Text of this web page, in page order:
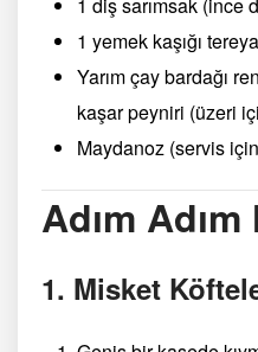
1 yemek kaşığı
Yarım çay bardağı
kaşar peyniri (üzeri
Maydanoz (servis
Adım Adım
1. Misket